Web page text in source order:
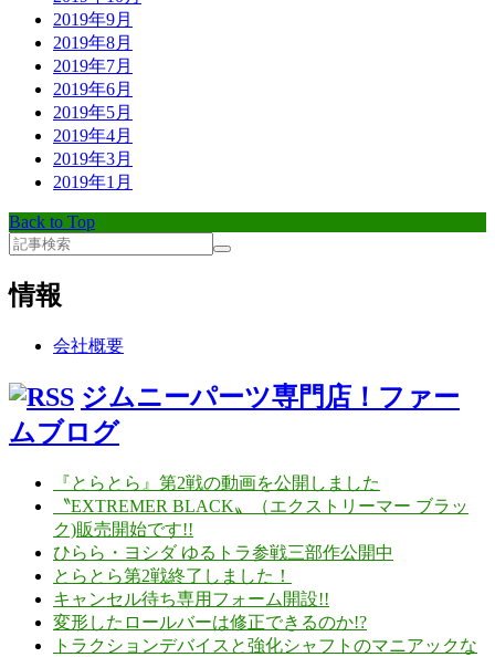
2019年9月
2019年8月
2019年7月
2019年6月
2019年5月
2019年4月
2019年3月
2019年1月
Back to Top
情報
会社概要
ジムニーパーツ専門店！ファー
ムブログ
『とらとら』第2戦の動画を公開しました
〝EXTREMER BLACK〟（エクストリーマー ブラッ
ク)販売開始です!!
ひらら・ヨシダ ゆるトラ参戦三部作公開中
とらとら第2戦終了しました！
キャンセル待ち専用フォーム開設!!
変形したロールバーは修正できるのか!?
トラクションデバイスと強化シャフトのマニアックな